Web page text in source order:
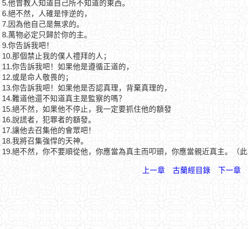
5.他曾教人知道自己所不知道的東西。
6.絕不然，人確是悖逆的，
7.因為他自己是無求的。
8.萬物必定只歸於你的主。
9.你告訴我吧！
10.那個禁止我的僕人禮拜的人；
11.你告訴我吧！如果他是遵循正道的，
12.或是命人敬畏的；
13.你告訴我吧！如果他是否認真理，背棄真理的，
14.難道他還不知道真主是監察的嗎？
15.絕不然，如果他不停止，我一定要抓住他的額發
16.說謊者，犯罪者的額發。
17.讓他去召集他的會眾吧！
18.我將召集強悍的天神。
19.絕不然，你不要順從他，你應當為真主而叩頭，你應當親近真主。（
上一章 古蘭經目錄 下一章